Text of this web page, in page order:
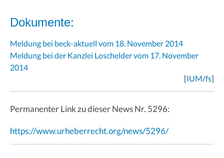
Dokumente:
Meldung bei beck-aktuell vom 18. November 2014
Meldung bei der Kanzlei Loschelder vom 17. November
2014
[IUM/fs]
Permanenter Link zu dieser News Nr. 5296:
https://www.urheberrecht.org/news/5296/